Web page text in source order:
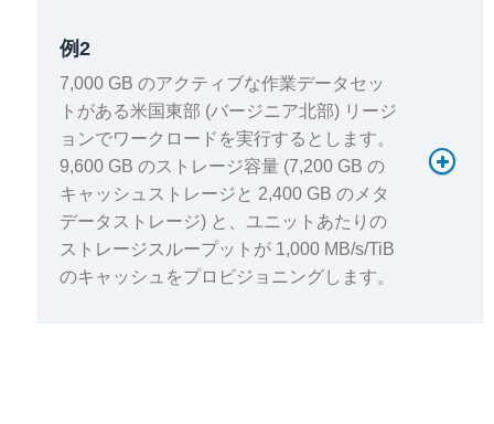
合計月額料金 = 1,596 USD
例2
7,000 GB のアクティブな作業データセッ
トがある米国東部 (バージニア北部) リージ
ョンでワークロードを実行するとします。
9,600 GB のストレージ容量 (7,200 GB の
キャッシュストレージと 2,400 GB のメタ
データストレージ) と、ユニットあたりの
ストレージスループットが 1,000 MB/s/TiB
のキャッシュをプロビジョニングします。